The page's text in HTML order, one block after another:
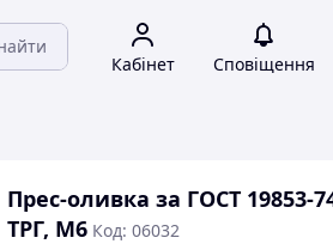
Кабінет Сповіщення
Прес-оливка за ГОСТ 19853-
ТРГ, M6 Код: 06032